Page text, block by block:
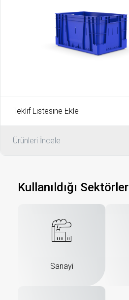
Teklif Listesine Ekle
Ürünleri İncele
Kullanıldığı Sektörler
Sanayi